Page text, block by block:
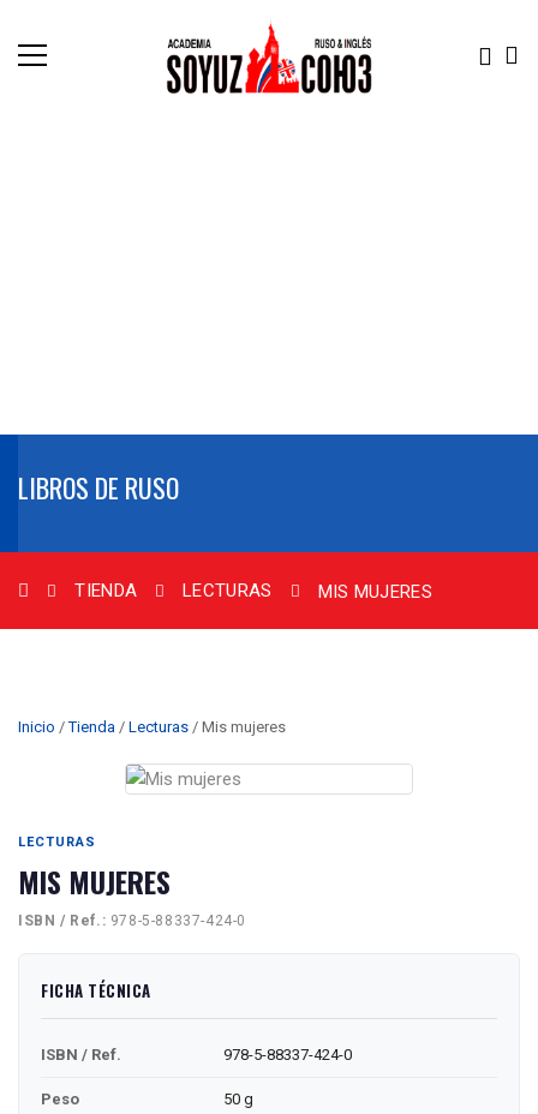
TIENDA LECTURAS MIS MUJERES
Inicio /Tienda / Lecturas / Mis mujeres
LECTURAS
MIS MUJERES
ISBN / Ref.: 978-5-88337-424-0
FICHA TÉCNICA
ISBN / Ref. 978-5-88337-424-0
Peso 50 g